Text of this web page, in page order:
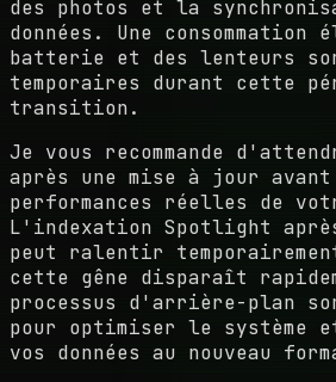
des photos et la
données. Une consommation
batterie et des lenteurs
temporaires durant cette
transition.
Je vous recommande
après une mise à jour
performances réelles de
L'indexation Spotlight
peut ralentir
cette gêne disparaît
processus d'arrière-plan
pour optimiser le système
vos données au nouveau